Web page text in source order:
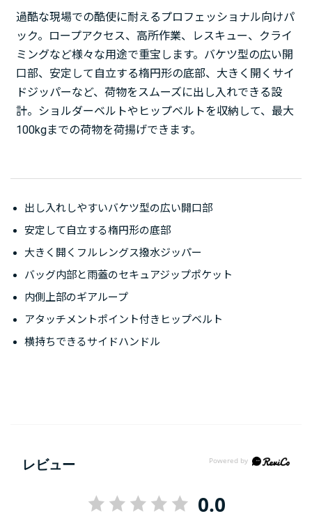
過酷な現場での酷使に耐えるプロフェッショナル向けパ
ック。ロープアクセス、高所作業、レスキュー、クライ
ミングなど様々な用途で重宝します。バケツ型の広い開
口部、安定して自立する楕円形の底部、大きく開くサイ
ドジッパーなど、荷物をスムーズに出し入れできる設
計。ショルダーベルトやヒップベルトを収納して、最大
100kgまでの荷物を荷揚げできます。
出し入れしやすいバケツ型の広い開口部
安定して自立する楕円形の底部
大きく開くフルレングス撥水ジッパー
バッグ内部と雨蓋のセキュアジップポケット
内側上部のギアループ
アタッチメントポイント付きヒップベルト
横持ちできるサイドハンドル
レビュー
0.0